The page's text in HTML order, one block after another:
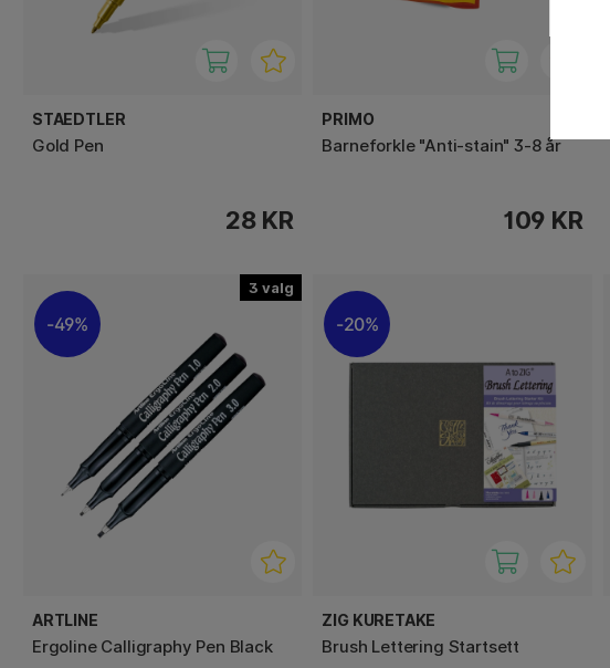
STAEDTLER
Gold Pen
28 KR
PRIMO
Barneforkle "Anti-stain" 3-8 år
109 KR
3
49%
ARTLINE
Ergoline Calligraphy Pen Black
20%
ZIG KURETAKE
Brush Lettering Startsett